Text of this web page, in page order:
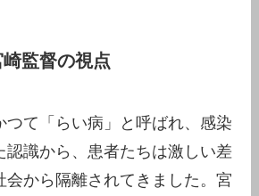
監督の視点
つて「らい病」と呼ばれ、感染
認識から、患者たちは激しい差
会から隔離されてきました。宮